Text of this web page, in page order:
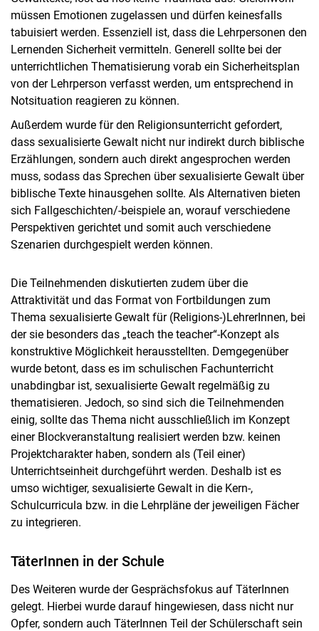
müssen Emotionen zugelassen und dürfen keinesfalls
tabuisiert werden. Essenziell ist, dass die Lehrpersonen den
Lernenden Sicherheit vermitteln. Generell sollte bei der
unterrichtlichen Thematisierung vorab ein Sicherheitsplan
von der Lehrperson verfasst werden, um entsprechend in
Notsituation reagieren zu können.
Außerdem wurde für den Religionsunterricht gefordert,
dass sexualisierte Gewalt nicht nur indirekt durch biblische
Erzählungen, sondern auch direkt angesprochen werden
muss, sodass das Sprechen über sexualisierte Gewalt über
biblische Texte hinausgehen sollte. Als Alternativen bieten
sich Fallgeschichten/-beispiele an, worauf verschiedene
Perspektiven gerichtet und somit auch verschiedene
Szenarien durchgespielt werden können.
Die Teilnehmenden diskutierten zudem über die
Attraktivität und das Format von Fortbildungen zum
Thema sexualisierte Gewalt für (Religions-)LehrerInnen, bei
der sie besonders das „teach the teacher“-Konzept als
konstruktive Möglichkeit herausstellten. Demgegenüber
wurde betont, dass es im schulischen Fachunterricht
unabdingbar ist, sexualisierte Gewalt regelmäßig zu
thematisieren. Jedoch, so sind sich die Teilnehmenden
einig, sollte das Thema nicht ausschließlich im Konzept
einer Blockveranstaltung realisiert werden bzw. keinen
Projektcharakter haben, sondern als (Teil einer)
Unterrichtseinheit durchgeführt werden. Deshalb ist es
umso wichtiger, sexualisierte Gewalt in die Kern-,
Schulcurricula bzw. in die Lehrpläne der jeweiligen Fächer
zu integrieren.
TäterInnen in der Schule
Des Weiteren wurde der Gesprächsfokus auf TäterInnen
gelegt. Hierbei wurde darauf hingewiesen, dass nicht nur
Opfer, sondern auch TäterInnen Teil der Schülerschaft sein